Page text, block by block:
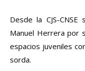
Desde la CJS-
Manuel Herrera por
espacios juveniles
sorda.